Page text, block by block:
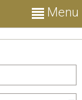
Menu